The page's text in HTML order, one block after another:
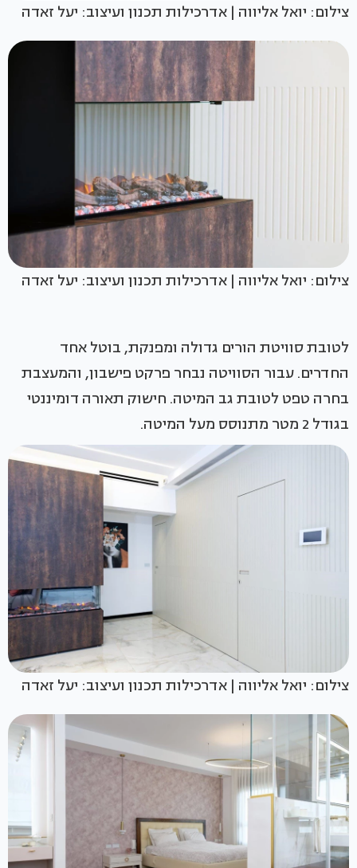
צילום: יואל אליווה | אדרכילות תכנון ועיצוב: יעל זאדה
צילום: יואל אליווה | אדרכילות תכנון ועיצוב: יעל זאדה
לטובת סוויטת הורים גדולה ומפנקת, בוטל אחד
החדרים. עבור הסוויטה נבחר פרקט פישבון, והמעצבת
בחרה טפט לטובת גב המיטה. חישוק תאורה דומיננטי
בגודל 2 מטר מתנוסס מעל המיטה.
צילום: יואל אליווה | אדרכילות תכנון ועיצוב: יעל זאדה